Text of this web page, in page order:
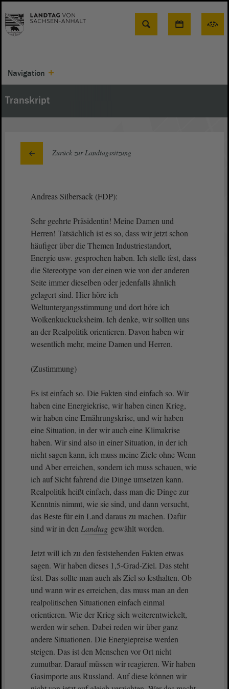
Suche
Navigation
Transkript
Zurück zur Landtagssitzung
Andreas Silbersack (FDP):
Sehr geehrte Präsidentin! Meine Damen und
Herren! Tatsächlich ist es so, dass wir jetzt schon
häufiger über die Themen Industriestandort,
Energie usw. gesprochen haben. Ich stelle fest, dass
die Stereotype von der einen wie von der anderen
Seite immer dieselben oder jedenfalls ähnlich
gelagert sind. Hier höre ich
Weltuntergangsstimmung und dort höre ich
Wolkenkuckucksheim. Ich denke, wir sollten uns
an der Realpolitik orientieren. Davon haben wir
wesentlich mehr, meine Damen und Herren.
(Zustimmung)
Es ist einfach so. Die Fakten sind einfach so. Wir
haben eine Energiekrise, wir haben einen Krieg,
wir haben eine Ernährungskrise, und wir haben
eine Situation, in der wir auch eine Klimakrise
haben. Wir sind also in einer Situation, in der ich
nicht sagen kann, ich muss meine Ziele ohne Wenn
und Aber erreichen, sondern ich muss schauen, wie
ich auf Sicht fahrend die Dinge umsetzen kann.
Realpolitik heißt einfach, dass man die Dinge zur
Kenntnis nimmt, wie sie sind, und dann versucht,
das Beste für ein Land daraus zu machen. Dafür
sind wir in den Landtag gewählt worden.
Jetzt will ich zu den feststehenden Fakten etwas
sagen. Wir haben dieses 1,5-Grad-Ziel. Das steht
fest. Das sollte man auch als Ziel so festhalten. Ob
und wann wir es erreichen, das muss man an den
realpolitischen Situationen einfach einmal
orientieren. Wie der Krieg sich weiterentwickelt,
werden wir sehen. Dabei reden wir über ganz
andere Situationen. Die Energiepreise werden
steigen. Das ist den Menschen vor Ort nicht
zumutbar. Darauf müssen wir reagieren. Wir haben
Gasimporte aus Russland. Auf diese können wir